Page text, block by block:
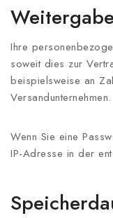
Ihre
soweit dies zur
beispielsweise an
Versandunternehmen.
Wenn Sie eine
IP-Adresse in der